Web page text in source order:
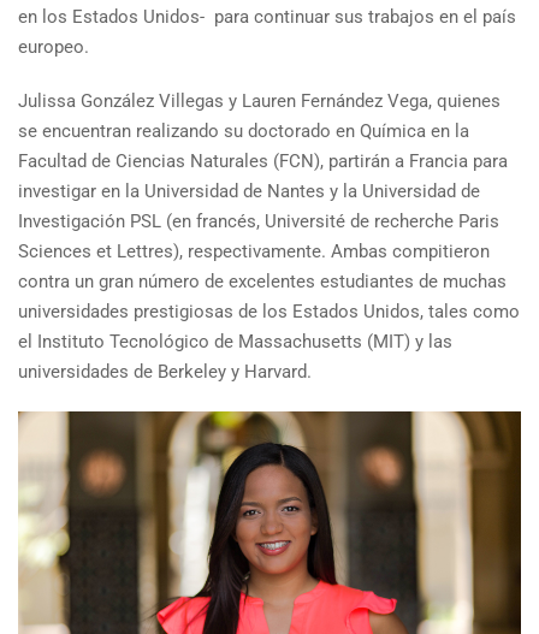
en los Estados Unidos- para continuar sus trabajos en el país
europeo.
Julissa González Villegas y Lauren Fernández Vega, quienes
se encuentran realizando su doctorado en Química en la
Facultad de Ciencias Naturales (FCN), partirán a Francia para
investigar en la Universidad de Nantes y la Universidad de
Investigación PSL (en francés, Université de recherche Paris
Sciences et Lettres), respectivamente. Ambas compitieron
contra un gran número de excelentes estudiantes de muchas
universidades prestigiosas de los Estados Unidos, tales como
el Instituto Tecnológico de Massachusetts (MIT) y las
universidades de Berkeley y Harvard.